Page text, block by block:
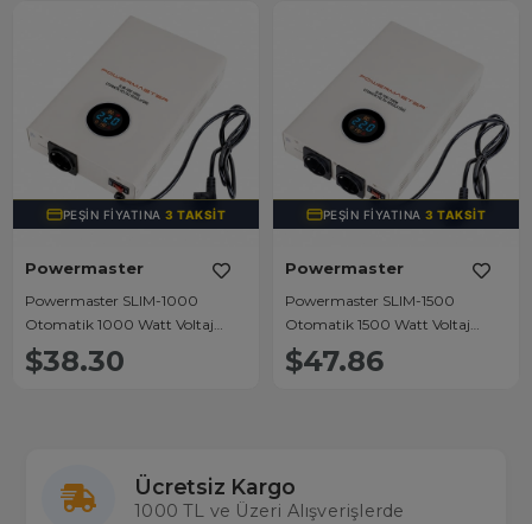
PEŞIN FIYATINA3 TAKSIT
Powermaster
Powermaster SLIM-1000
Otomatik 1000 Watt Voltaj
Kombi Regülatörü
$38.30
PEŞIN FIYATINA3 TAKSIT
Powermaster
Powermaster SLIM-1500
Otomatik 1500 Watt Voltaj
Kombi Regülatörü
$47.86
Ücretsiz Kargo
1000 TL ve Üzeri Alışverişlerde